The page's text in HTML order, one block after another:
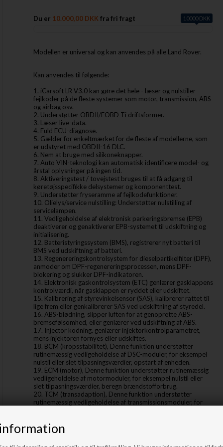
Du er 10.000,00 DKK fra fri fragt 10000 DKK
Modellen er universal og kan anvendes på alle Land Rover.
Kan anvendes til følgende:
1. iCarsoft LR V3.0 kan gøre det hele - læser og nulstiller
fejlkoder på de fleste systemer som motor, transmission, ABS
og airbag osv.
2. Understøtter OBDII/EOBD Ti driftsformer.
3. Læser live-data.
4. Fuld ECU-diagnose.
5. Gælder for enkeltmærket for de fleste af modellerne, som
er udstyret med OBDII-16 DLC.
6. Nem at bruge med silikoneknapper.
7. Auto VIN-teknologi kan automatisk identificere model- og
årstal oplysninger på ingen tid.
8. Aktiveringstest / tovejstest bruges til at få adgang til
køretøjsspecifikke delsystemer og komponenttest.
9. Understøtter fryseramme af fejlkodefunktioner.
10. Olielys/service nulstilling: Understøtter nulstilling af
servicelampen.
11. Vedligeholdelse af elektronisk parkeringsbremse (EPB)
deaktiverer og genaktiverer EPB-systemet til udskiftning og
initialisering.
12. Batteristyringssystem (BMS), registrerer nyt batteri til
BMS ved udskiftning af batteri.
13. Regenereringskontrolsystem for dieselpartikelfilter (DPF),
anmoder om DPF-regenereringsprocessen, mens DPF-
blokering og slukker DPF-indikatoren.
14. Elektronisk gaskontrolsystem (ETC) genlærer gasklappens
kontrolværdi, når gasklappen er ryddet eller udskiftet.
15. Kalibrering af styrevinkelsensor (SAS), kalibrerer rattet til
lige frem eller genkalibrerer SAS ved udskiftning af styredel.
16. ABS-blødning, slipper luften for at genoprette ABS-
bremsefølsomhed, eller genlærer ved udskiftning af ABS.
17. Injector kodning, genlærer injektorkontrolparametret,
mens injektoren fornyes eller udskiftes.
18. BCM (kropsstabilitet), Denne funktion understøtter
rutinemæssig vedligeholdelse af DSC-moduler, for eksempel
nulstil eller slet tilpasningsværdier, opstart af enheden.
19. ECM (motor), Denne funktion understøtter rutinemæssig
vedligeholdelse af motormoduler, for eksempel nulstil eller
slet tilpasningsværdier, beregn brændstofforbrug.
20. TCM (transadaption), Denne funktion understøtter
rutinemæssig vedligeholdelse af transmissionsmoduler, for
tomgangshastighedsfejlen er løst. Juster bilens
motortomgangshastighed.